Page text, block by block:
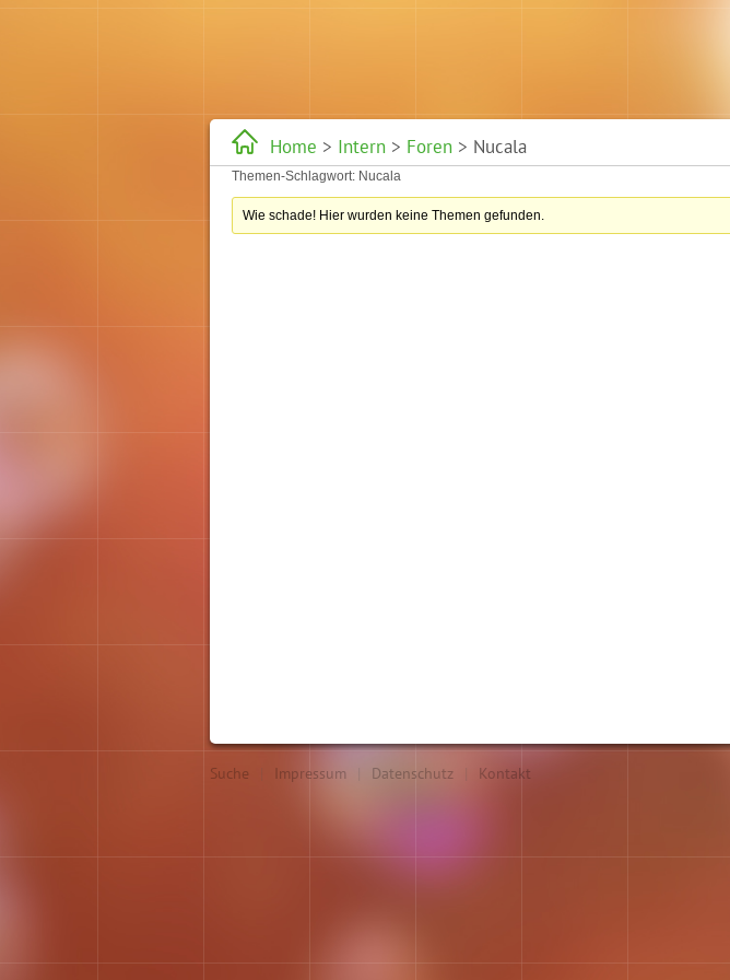
Home > Intern > Foren > Nucala
Themen-Schlagwort: Nucala
Wie schade! Hier wurden keine Themen gefunden.
Suche Impressum Datenschutz Kontakt